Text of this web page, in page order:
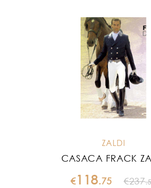
ZALDI
CASACA FRACK
€118.75 €237.